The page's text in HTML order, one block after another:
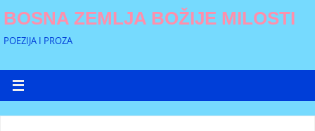
BOSNA ZEMLJA BOŽIJE MILOSTI
POEZIJA I PROZA